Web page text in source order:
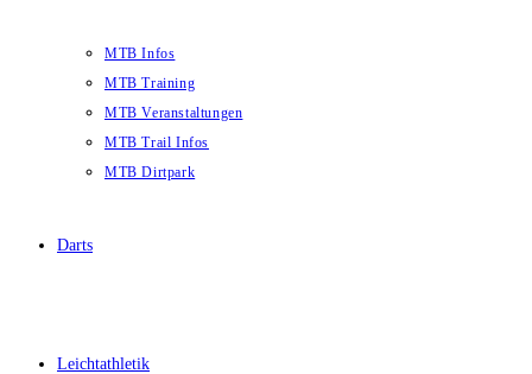
MTB Infos
MTB Training
MTB Veranstaltungen
MTB Trail Infos
MTB Dirtpark
Darts
Leichtathletik